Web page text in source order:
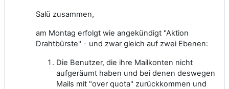
Salü zusammen,
am Montag erfolgt wie angekündigt "Aktion
Drahtbürste" - und zwar gleich auf zwei Ebenen:
Die Benutzer, die ihre Mailkonten nicht
aufgeräumt haben und bei denen deswegen
Mails mit "over quota" zurückkommen und